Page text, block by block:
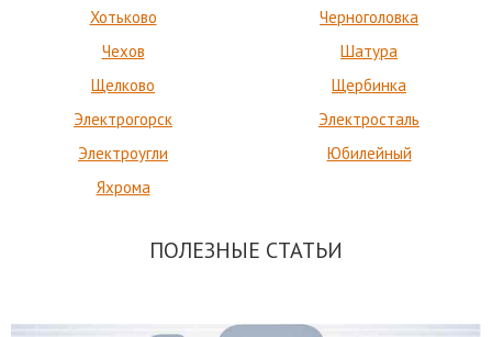
Хотьково
Черноголовка
Чехов
Шатура
Щелково
Щербинка
Электрогорск
Электросталь
Электроугли
Юбилейный
Яхрома
ПОЛЕЗНЫЕ СТАТЬИ